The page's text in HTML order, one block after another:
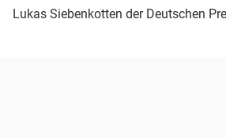
Lukas Siebenkotten der Deutschen